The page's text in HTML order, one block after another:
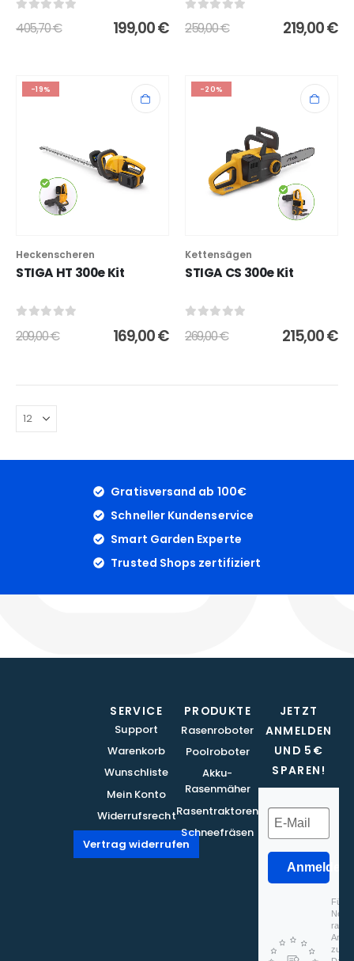
405,70€ 199,00€ 259,00€ 219,00€
-19%
Heckenscheren
STIGA HT 300e Kit
209,00€ 169,00€
-20%
Kettensägen
STIGA CS 300e Kit
269,00€ 215,00€
Gratisversand ab 100€
Schneller Kundenservice
Smart Garden Experte
Trusted Shops zertifiziert
JETZT
ANMELDEN
UND 5€
SPAREN!
Anmelden
Für
zu,
SERVICE
Support
Warenkorb
Wunschliste
Mein Konto
Widerrufsrecht
Vertrag widerrufen
PRODUKTE
Rasenroboter
Poolroboter
Akku-
Rasenmäher
Rasentraktoren
Schneefräsen